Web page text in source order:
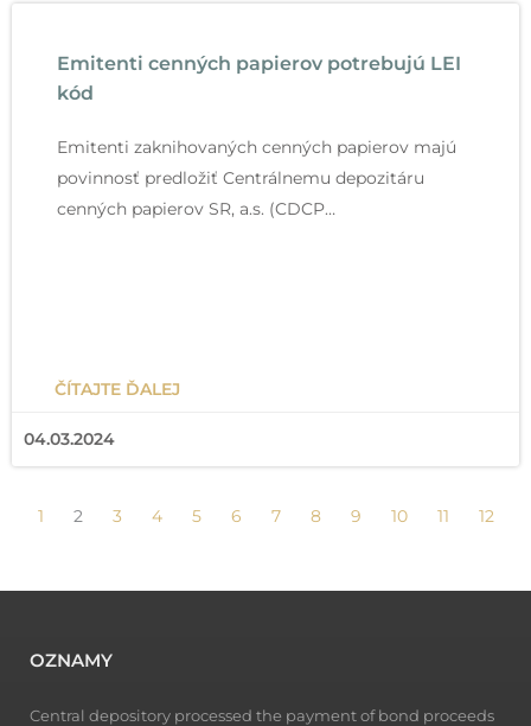
Emitenti cenných papierov potrebujú LEI
kód
Emitenti zaknihovaných cenných papierov majú
povinnosť predložiť Centrálnemu depozitáru
cenných papierov SR, a.s. (CDCP…
ČÍTAJTE ĎALEJ
04.03.2024
1 2 3 4 5 6 7 8 9 10 11 12
OZNAMY
Central depository processed the payment of bond proceeds